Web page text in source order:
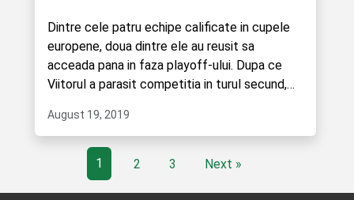
Dintre cele patru echipe calificate in cupele
europene, doua dintre ele au reusit sa
acceada pana in faza playoff-ului. Dupa ce
Viitorul a parasit competitia in turul secund,
August 19, 2019
1 2 3 Next »